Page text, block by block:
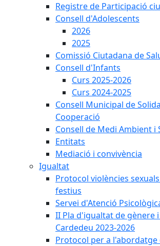
Registre de Participació
Consell d'Adolescents
2026
2025
Comissió Ciutadana de
Consell d'Infants
Curs 2025-2026
Curs 2024-2025
Consell Municipal de
Cooperació
Consell de Medi Ambient
Entitats
Mediació i convivència
Igualtat
Protocol violències
festius
Servei d'Atenció
II Pla d'igualtat de gènere
Cardedeu 2023-2026
Protocol per a l'abordatge